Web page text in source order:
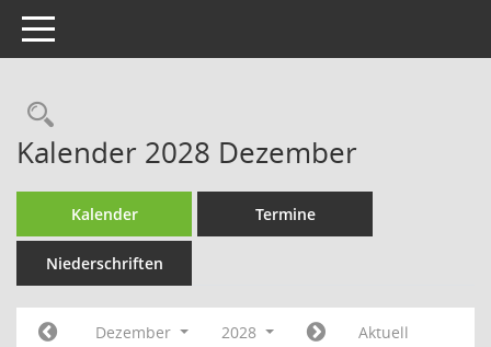
Toggle navigation
Rechercheauswahl
Kalender 2028 Dezember
Kalender Termine
Niederschriften
Dezember 2028 Aktuell